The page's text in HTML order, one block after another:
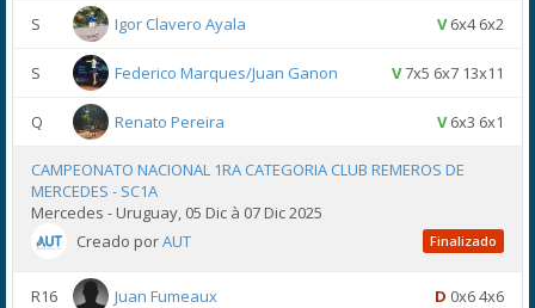
S Igor Clavero Ayala V6x4 6x2
S Federico Marques/Juan Ganon V7x5 6x7 13x11
Q Renato Pereira V6x3 6x1
CAMPEONATO NACIONAL 1RA CATEGORIA CLUB REMEROS DE
MERCEDES - SC1A
Mercedes - Uruguay, 05 Dic à 07 Dic 2025
Creado porAUT Finalizado
R16 Juan Fumeaux D 0x6 4x6